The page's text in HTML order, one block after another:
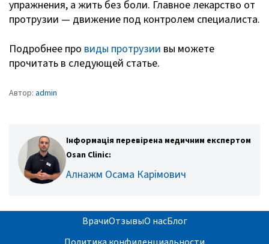
упражнения, а жить без боли. Главное лекарство от
протрузии — движение под контролем специалиста.
Подробнее про виды протрузии вы можете
прочитать в следующей статье.
Автор: admin
Інформація перевірена медичним експертом
Osan Clinic:
Алнажм Осама Карімович
ВрачиОтзывыО насБлог